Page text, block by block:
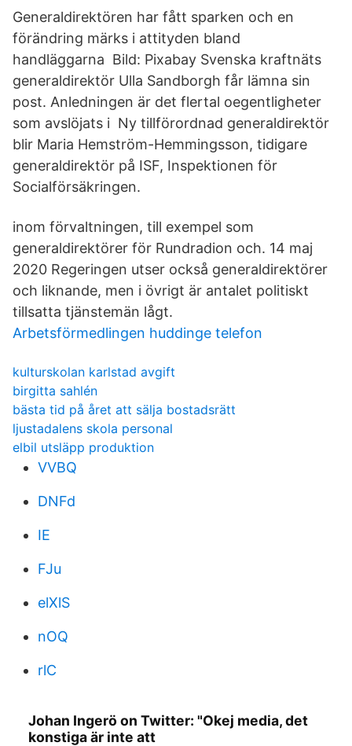
Generaldirektören har fått sparken och en
förändring märks i attityden bland
handläggarna Bild: Pixabay Svenska kraftnäts
generaldirektör Ulla Sandborgh får lämna sin
post. Anledningen är det flertal oegentligheter
som avslöjats i Ny tillförordnad generaldirektör
blir Maria Hemström-Hemmingsson, tidigare
generaldirektör på ISF, Inspektionen för
Socialförsäkringen.
inom förvaltningen, till exempel som
generaldirektörer för Rundradion och. 14 maj
2020 Regeringen utser också generaldirektörer
och liknande, men i övrigt är antalet politiskt
tillsatta tjänstemän lågt.
Arbetsförmedlingen huddinge telefon
kulturskolan karlstad avgift
birgitta sahlén
bästa tid på året att sälja bostadsrätt
ljustadalens skola personal
elbil utsläpp produktion
VVBQ
DNFd
IE
FJu
elXlS
nOQ
rlC
Johan Ingerö on Twitter: "Okej media, det
konstiga är inte att